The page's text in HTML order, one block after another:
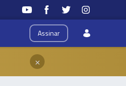
Assinar
×